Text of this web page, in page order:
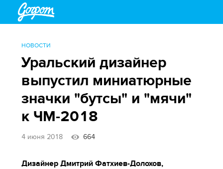
НОВОСТИ
Уральский дизайнер
выпустил миниатюрные
значки "бутсы" и "мячи"
к ЧМ-2018
4 июня 2018 664
Дизайнер Дмитрий Фатхиев-Долохов,